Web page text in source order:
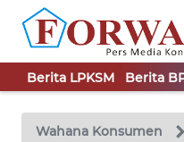
Berita LPKSM Berita
Wahana Konsumen
WAHANA
TV
Tutup